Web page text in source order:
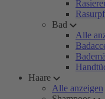
Bad
Alle
Haare
Alle anzeigen